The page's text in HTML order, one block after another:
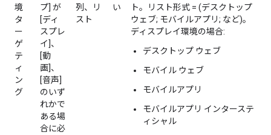
境
タ
ー
ゲ
テ
ィ
ン
グ
プ] が
[ディ
スプレ
イ]、
[動
画]、
[音声]
のいず
れかで
ある場
合に必
列、リ
スト
い
ト。リスト形式 = (デスクトップ
ウェブ; モバイルアプリ; など)。
ディスプレイ環境の場合:
デスクトップ ウェブ
モバイル ウェブ
モバイルアプリ
モバイルアプリ インターステ
ィシャル